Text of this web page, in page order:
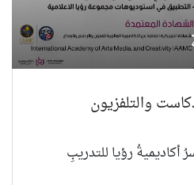
والتلفزيون
أكاديميةُ رؤيا للتدريبِ